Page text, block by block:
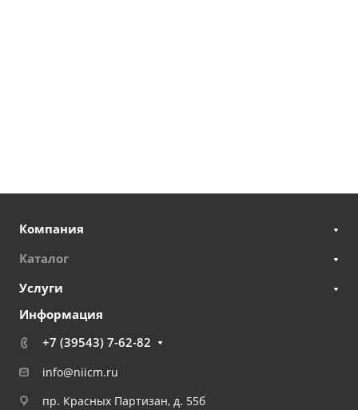
Компания
Каталог
Услуги
Информация
+7 (39543) 7-62-82
info@niicm.ru
пр. Красных Партизан, д. 55б